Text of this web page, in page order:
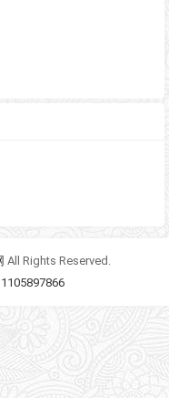
All Rights Reserved.